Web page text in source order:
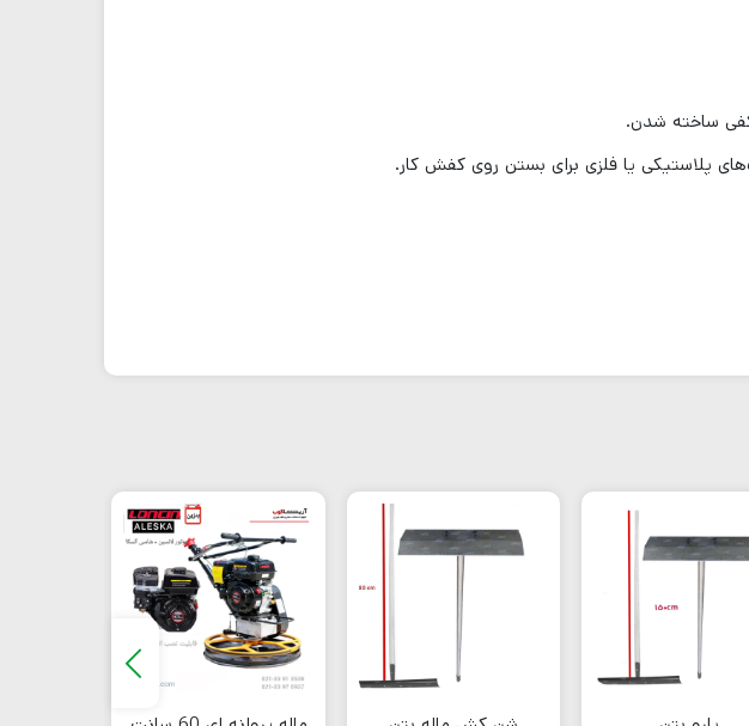
کفی ساخته شدن.
پلاستیکی یا فلزی برای بستن روی کفش کار.